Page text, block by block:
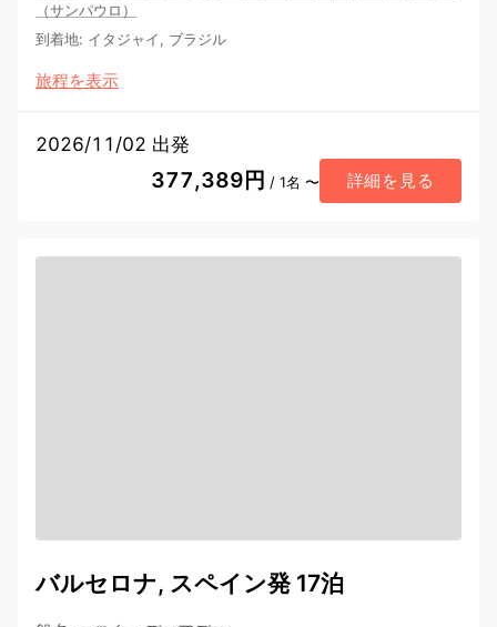
（サンパウロ）
到着地: イタジャイ, ブラジル
旅程を表示
2026/11/02 出発
377,389円 / 1名 〜 詳細を見る
バルセロナ, スペイン発 17泊